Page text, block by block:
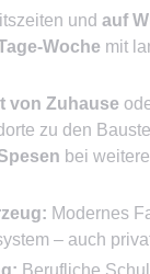
und auf
Woche mit
von Zuhause
zu den
bei
Modernes
– auch
Berufliche